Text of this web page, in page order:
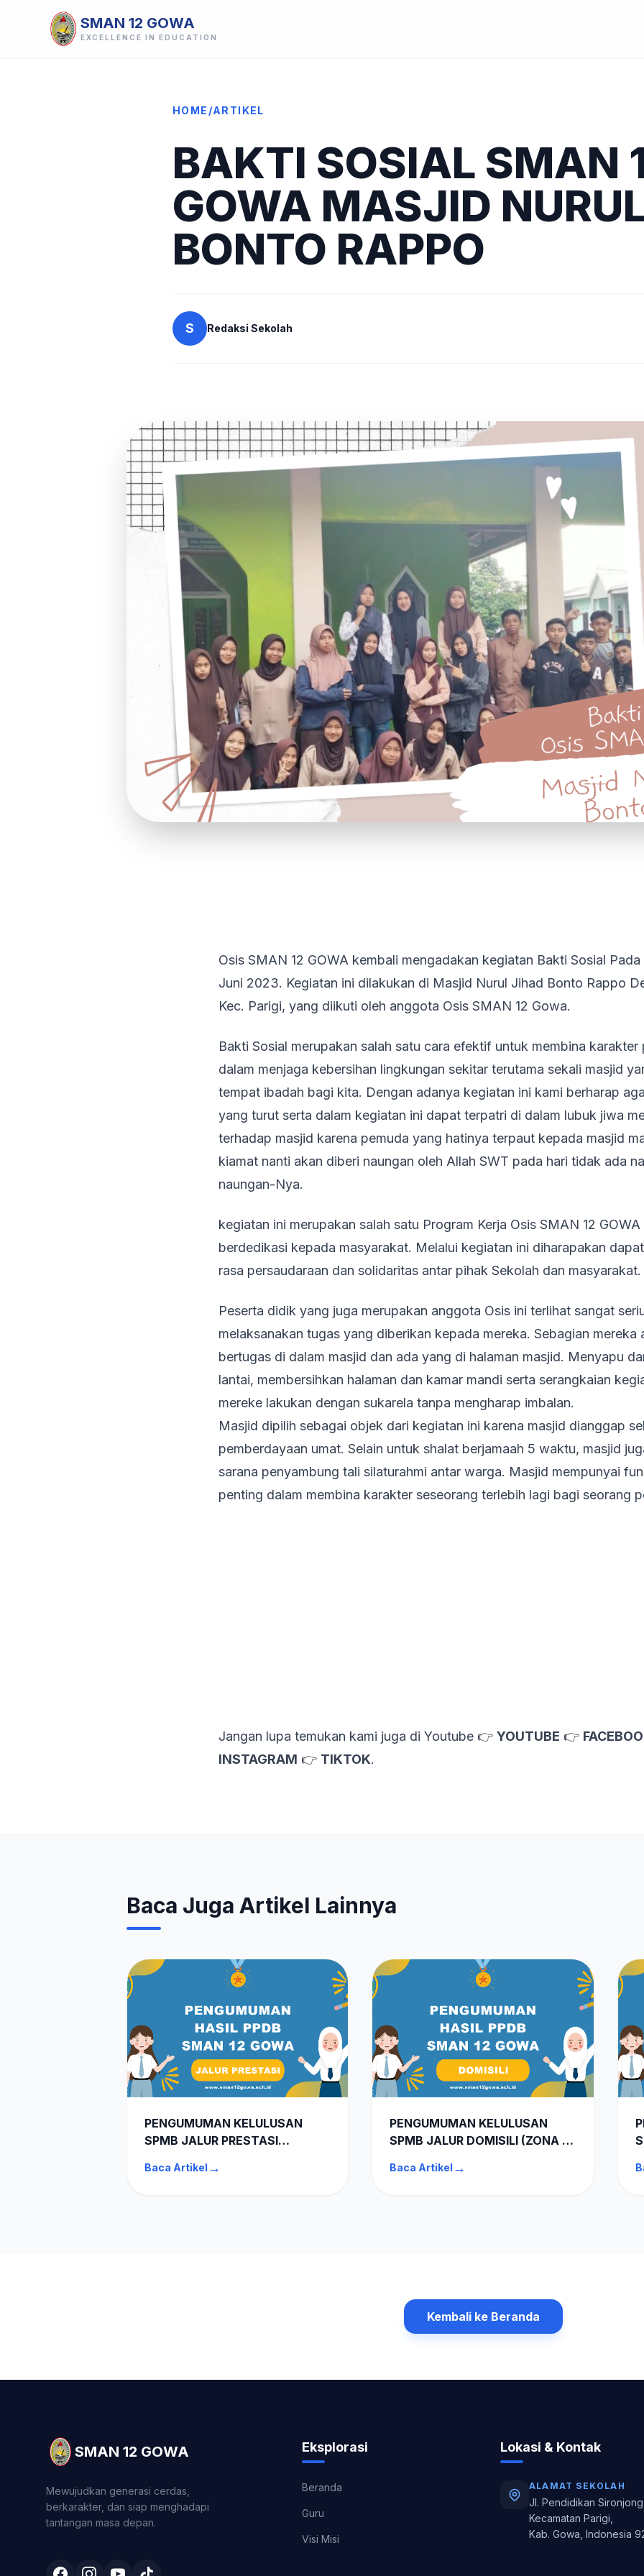
SMAN 12 GOWA
EXCELLENCE IN EDUCATION
HOME /ARTIKEL
BAKTI SOSIAL SMAN
GOWA MASJID
BONTO RAPPO
S Redaksi Sekolah
Osis SMAN 12 GOWA kembali mengadakan kegiatan Bakti Sosial
Juni 2023. Kegiatan ini dilakukan di Masjid Nurul Jihad Bonto Rappo
Kec. Parigi, yang diikuti oleh anggota Osis SMAN 12 Gowa.
Bakti Sosial merupakan salah satu cara efektif untuk membina karakter
dalam menjaga kebersihan lingkungan sekitar terutama sekali masjid
tempat ibadah bagi kita. Dengan adanya kegiatan ini kami berharap
yang turut serta dalam kegiatan ini dapat terpatri di dalam lubuk jiwa
terhadap masjid karena pemuda yang hatinya terpaut kepada masjid
kiamat nanti akan diberi naungan oleh Allah SWT pada hari tidak ada
naungan-Nya.
kegiatan ini merupakan salah satu Program Kerja Osis SMAN 12 GOWA
berdedikasi kepada masyarakat. Melalui kegiatan ini diharapakan
rasa persaudaraan dan solidaritas antar pihak Sekolah dan masyarakat.
Peserta didik yang juga merupakan anggota Osis ini terlihat sangat
melaksanakan tugas yang diberikan kepada mereka. Sebagian mereka
bertugas di dalam masjid dan ada yang di halaman masjid. Menyapu
lantai, membersihkan halaman dan kamar mandi serta serangkaian
mereke lakukan dengan sukarela tanpa mengharap imbalan.
Masjid dipilih sebagai objek dari kegiatan ini karena masjid dianggap
pemberdayaan umat. Selain untuk shalat berjamaah 5 waktu, masjid
sarana penyambung tali silaturahmi antar warga. Masjid mempunyai
penting dalam membina karakter seseorang terlebih lagi bagi seorang
Jangan lupa temukan kami juga di Youtube 👉 YOUTUBE 👉
INSTAGRAM 👉 TIKTOK.
Baca Juga Artikel Lainnya
PENGUMUMAN KELULUSAN
SPMB JALUR PRESTASI
SMAN 12 GOWA TA 2026-2027
Baca Artikel →
PENGUMUMAN KELULUSAN
SPMB JALUR DOMISILI (ZONA 2)
Baca Artikel →
Kembali ke Beranda
SMAN 12 GOWA
Mewujudkan generasi cerdas,
berkarakter, dan siap menghadapi
tantangan masa depan.
Eksplorasi
Beranda
Guru
Visi Misi
Lokasi & Kontak
ALAMAT SEKOLAH
Jl. Pendidikan
Kecamatan Parigi,
Kab. Gowa, Indonesia